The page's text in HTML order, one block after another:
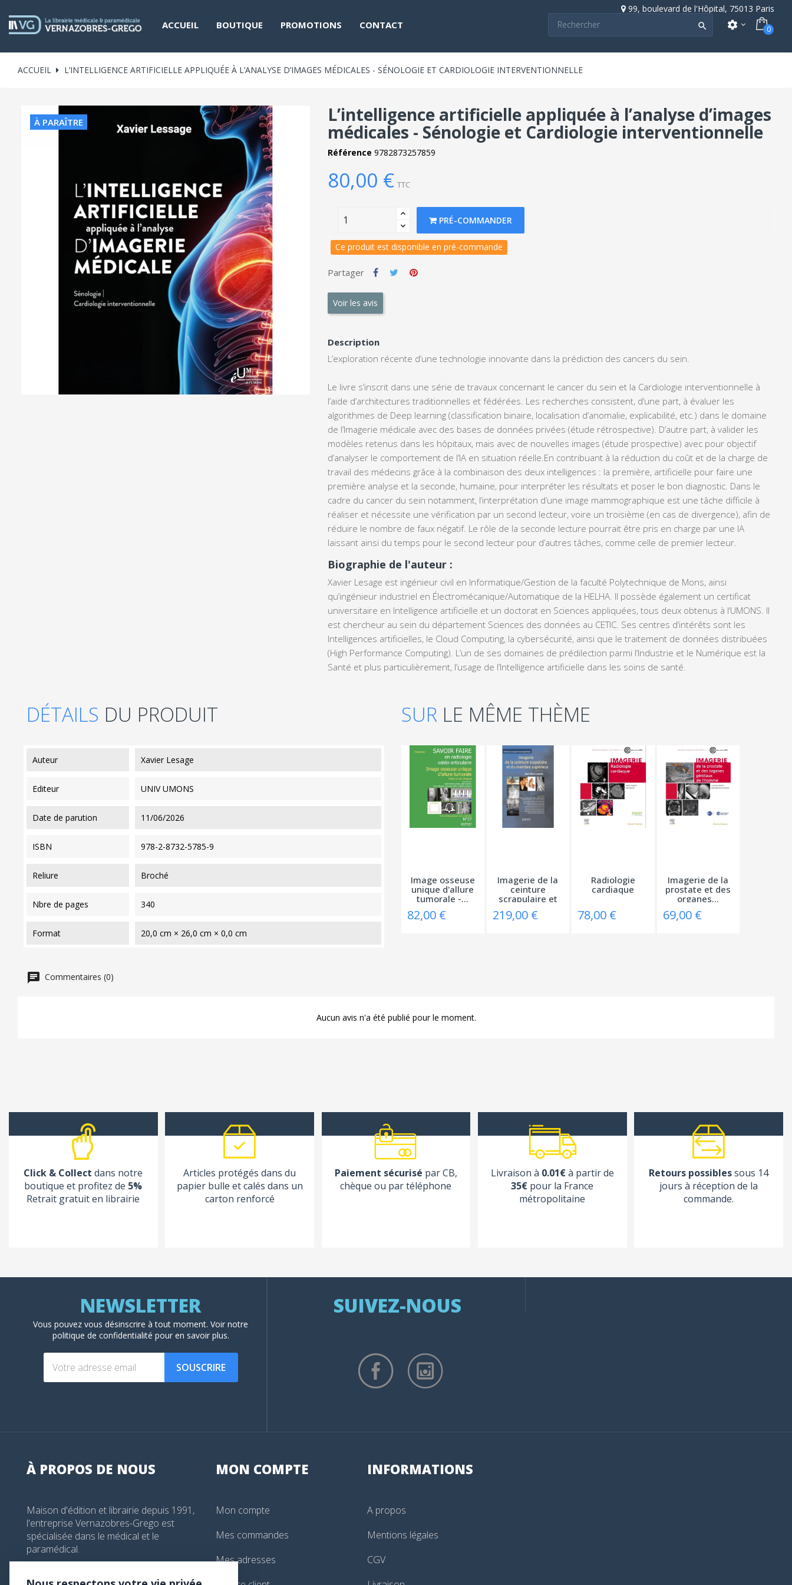
99, boulevard de l'Hôpital, 75013 Paris
ACCUEIL BOUTIQUE PROMOTIONS CONTACT  settings 0
ACCUEIL L’INTELLIGENCE ARTIFICIELLE APPLIQUÉE À L’ANALYSE D’IMAGES MÉDICALES - SÉNOLOGIE ET CARDIOLOGIE INTERVENTIONNELLE
À PARAÎTRE L’intelligence artificielle appliquée à l’analyse d’images
médicales - Sénologie et Cardiologie interventionnelle
Référence 9782873257859
80,00 € TTC
PRÉ-COMMANDER
Ce produit est disponible en pré-commande
Partager
Voir les avis
Description
L’exploration récente d’une technologie innovante dans la prédiction des cancers du sein
Le livre s’inscrit dans une série de travaux concernant le cancer du sein et la Cardiologie interventionnelle à
l’aide d’architectures traditionnelles et fédérées. Les recherches consistent, d’une part, à évaluer les
algorithmes de Deep learning (classification binaire, localisation d’anomalie, explicabilité, etc.) dans le domaine
de l’Imagerie médicale avec des bases de données privées (étude rétrospective). D’autre part, à valider les
modèles retenus dans les hôpitaux, mais avec de nouvelles images (étude prospective) avec pour objectif
d’analyser le comportement de l’IA en situation réelle.En contribuant à la réduction du coût et de la charge de
travail des médecins grâce à la combinaison des deux intelligences : la première, artificielle pour faire une
première analyse et la seconde, humaine, pour interpréter les résultats et poser le bon diagnostic. Dans le
cadre du cancer du sein notamment, l’interprétation d’une image mammographique est une tâche difficile à
réaliser et nécessite une vérification par un second lecteur, voire un troisième (en cas de divergence), afin de
réduire le nombre de faux négatif. Le rôle de la seconde lecture pourrait être pris en charge par une IA
laissant ainsi du temps pour le second lecteur pour d’autres tâches, comme celle de premier lecteur.
Biographie de l'auteur :
Xavier Lesage est ingénieur civil en Informatique/Gestion de la faculté Polytechnique de Mons, ainsi
qu’ingénieur industriel en Électromécanique/Automatique de la HELHA. Il possède également un certificat
universitaire en Intelligence artificielle et un doctorat en Sciences appliquées, tous deux obtenus à l’UMONS. Il
est chercheur au sein du département Sciences des données au CETIC. Ses centres d’intérêts sont les
Intelligences artificielles, le Cloud Computing, la cybersécurité, ainsi que le traitement de données distribuées
(High Performance Computing). L’un de ses domaines de prédilection parmi l’Industrie et le Numérique est la
Santé et plus particulièrement, l’usage de l’Intelligence artificielle dans les soins de santé.
DÉTAILS DU PRODUIT
auteur Xavier Lesage
editeur UNIV UMONS
date de parution 11/06/2026
ISBN 978-2-8732-5785-9
reliure Broché
nbre de pages 340
format 20,0 cm × 26,0 cm × 0,0 cm
SUR LE MÊME THÈME
Image osseuse
unique d'allure
tumorale -...
82,00 €
Imagerie de la
ceinture
scrapulaire et
219,00 €
Radiologie
cardiaque
78,00 €
Imagerie de la
prostate et des
organes...
69,00 €
Commentaires (0)
Aucun avis n'a été publié pour le moment.
Click & Collect dans notre
boutique et profitez de 5%
Retrait gratuit en librairie
Articles protégés dans du
papier bulle et calés dans un
carton renforcé
Paiement sécurisé par CB,
chèque ou par téléphone
Livraison à 0.01€à partir de
35€ pour la France
métropolitaine
Retours possiblessous 14
jours à réception de la
commande.
Vous pouvez vous désinscrire à tout moment. Voirnotre
politique de confidentialité pour en savoir plus.
SOUSCRIRE
SUIVEZ-NOUS
À PROPOS DE NOUS
Maison d'édition et librairie depuis 1991,
l'entreprise Vernazobres-Grego est
spécialisée dans le médical et le
paramédical.
MON COMPTE
Mon compte
Mes commandes
Mes adresses
INFORMATIONS
A propos
Mentions légales
CGV